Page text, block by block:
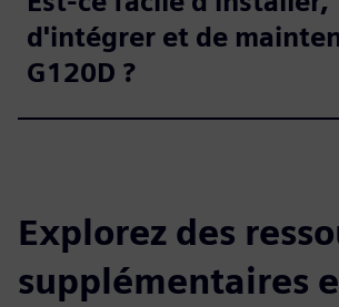
d'intégrer et de
G120D ?
Explorez des
supplémentaires